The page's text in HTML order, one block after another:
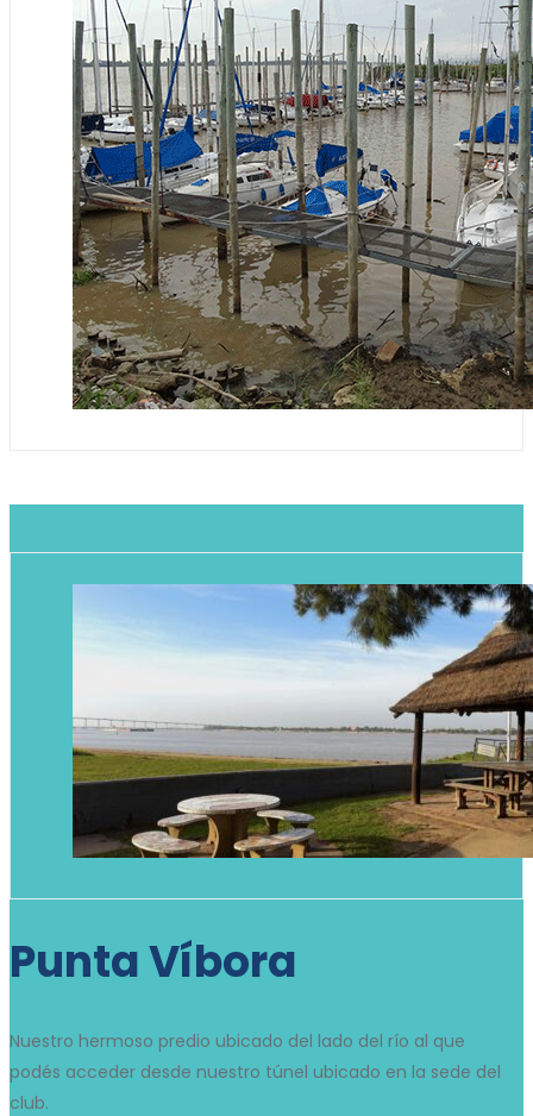
Punta Víbora
Nuestro hermoso predio ubicado del lado del río al que
podés acceder desde nuestro túnel ubicado en la sede del
club.